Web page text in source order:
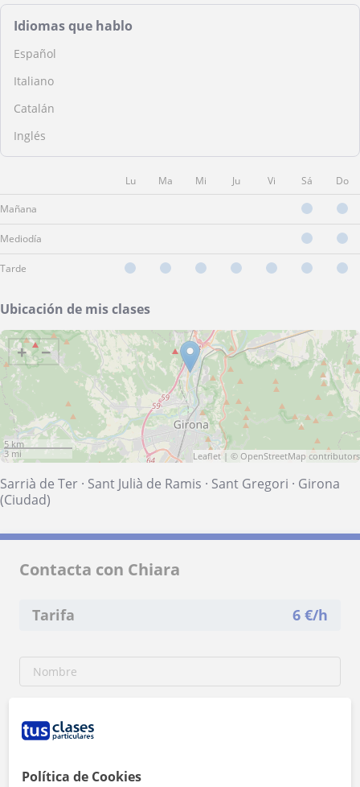
Idiomas que hablo
Español
Italiano
Catalán
Inglés
Lu Ma Mi Ju Vi Sá Do
Mañana
Mediodía
Tarde
Ubicación de mis clases
+ −
5 km
3 mi
Leaflet | © OpenStreetMap contributors
Sarrià de Ter · Sant Julià de Ramis · Sant Gregori · Girona
(Ciudad)
Contacta con Chiara
Tarifa 6 €/h
Política de Cookies